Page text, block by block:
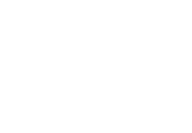
行者》读者选择奖